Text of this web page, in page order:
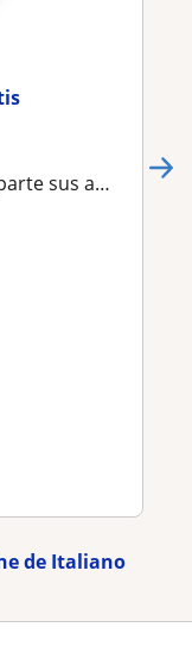
y adolescentes
de Italiano